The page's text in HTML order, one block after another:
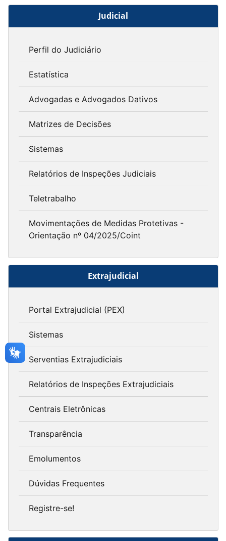
Judicial
Perfil do Judiciário
Estatística
Advogadas e Advogados Dativos
Matrizes de Decisões
Sistemas
Relatórios de Inspeções Judiciais
Teletrabalho
Movimentações de Medidas Protetivas -
Orientação nº 04/2025/Coint
Extrajudicial
Portal Extrajudicial (PEX)
Sistemas
Serventias Extrajudiciais
Relatórios de Inspeções Extrajudiciais
Centrais Eletrônicas
Transparência
Emolumentos
Dúvidas Frequentes
Registre-se!